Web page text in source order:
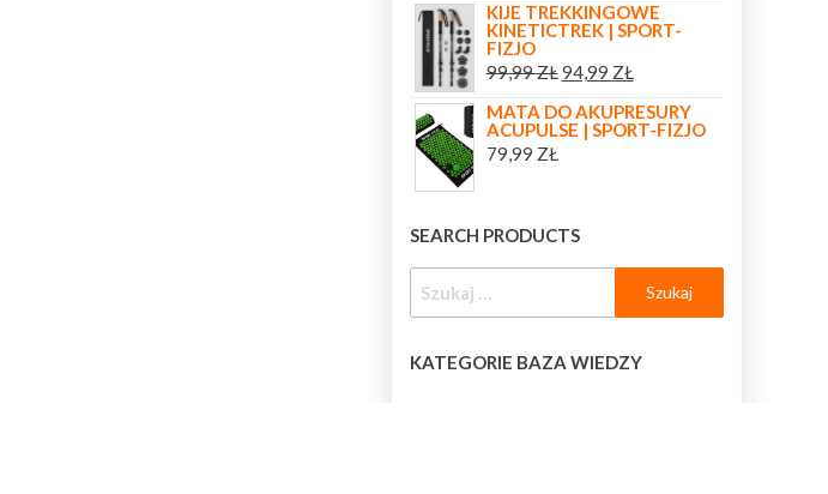
KIJE TREKKINGOWE
KINETICTREK | SPORT-
FIZJO
99,99ZŁ94,99 ZŁ
MATA DO AKUPRESURY
ACUPULSE | SPORT-FIZJO
79,99 ZŁ
SEARCH PRODUCTS
KATEGORIE BAZA WIEDZY